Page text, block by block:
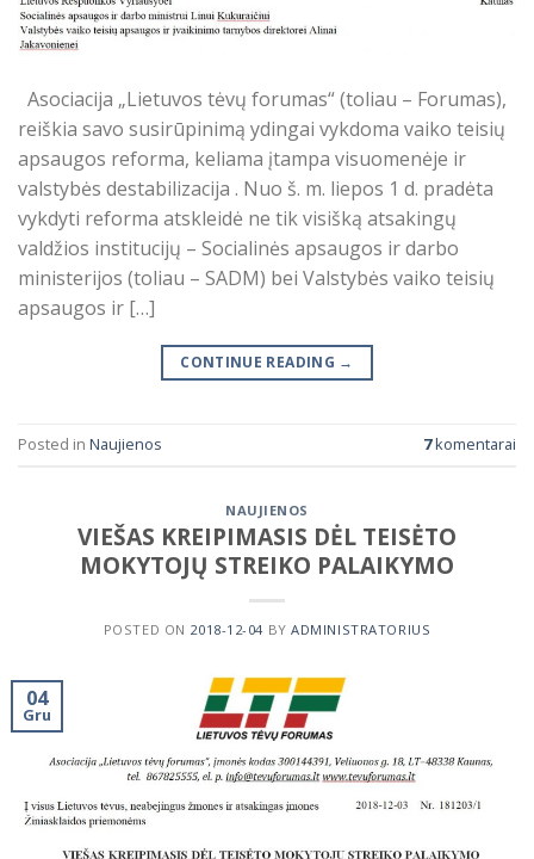
Asociacija „Lietuvos tėvų forumas“ (toliau – Forumas),
reiškia savo susirūpinimą ydingai vykdoma vaiko teisių
apsaugos reforma, keliama įtampa visuomenėje ir
valstybės destabilizacija . Nuo š. m. liepos 1 d. pradėta
vykdyti reforma atskleidė ne tik visišką atsakingų
valdžios institucijų – Socialinės apsaugos ir darbo
ministerijos (toliau – SADM) bei Valstybės vaiko teisių
apsaugos ir […]
CONTINUE READING →
Posted in Naujienos 7komentarai
NAUJIENOS
VIEŠAS KREIPIMASIS DĖL TEISĖTO
MOKYTOJŲ STREIKO PALAIKYMO
POSTED ON 2018-12-04 BYADMINISTRATORIUS
04
Gru